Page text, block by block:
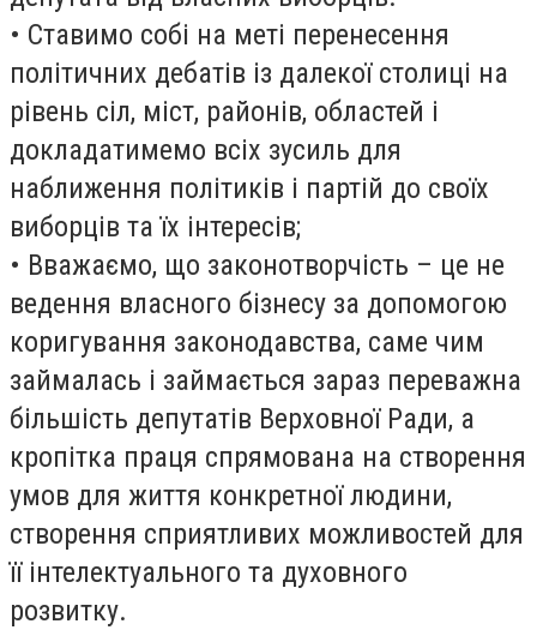
• Ставимо собі на меті перенесення
політичних дебатів із далекої столиці на
рівень сіл, міст, районів, областей і
докладатимемо всіх зусиль для
наближення політиків і партій до своїх
виборців та їх інтересів;
• Вважаємо, що законотворчість – це не
ведення власного бізнесу за допомогою
коригування законодавства, саме чим
займалась і займається зараз переважна
більшість депутатів Верховної Ради, а
кропітка праця спрямована на створення
умов для життя конкретної людини,
створення сприятливих можливостей для
її інтелектуального та духовного
розвитку.